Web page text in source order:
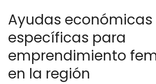
Ayudas económicas
específicas para
emprendimiento
en la región